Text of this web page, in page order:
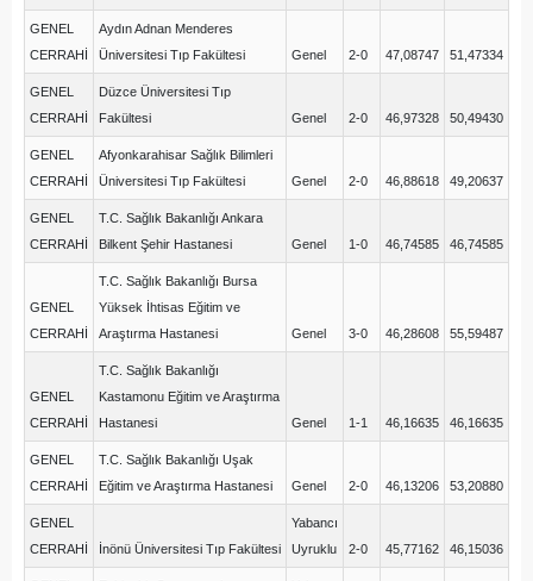
GENEL
CERRAHİ
Aydın Adnan Menderes
Üniversitesi Tıp Fakültesi
Genel 2-0 47,08747 51,47334
GENEL
CERRAHİ
Düzce Üniversitesi Tıp
Fakültesi
Genel 2-0 46,97328 50,49430
GENEL
CERRAHİ
Afyonkarahisar Sağlık Bilimleri
Üniversitesi Tıp Fakültesi
Genel 2-0 46,88618 49,20637
GENEL
CERRAHİ
T.C. Sağlık Bakanlığı Ankara
Bilkent Şehir Hastanesi
Genel 1-0 46,74585 46,74585
GENEL
CERRAHİ
T.C. Sağlık Bakanlığı Bursa
Yüksek İhtisas Eğitim ve
Araştırma Hastanesi
Genel 3-0 46,28608 55,59487
GENEL
CERRAHİ
T.C. Sağlık Bakanlığı
Kastamonu Eğitim ve Araştırma
Hastanesi
Genel 1-1 46,16635 46,16635
GENEL
CERRAHİ
T.C. Sağlık Bakanlığı Uşak
Eğitim ve Araştırma Hastanesi
Genel 2-0 46,13206 53,20880
GENEL
CERRAHİ
İnönü Üniversitesi Tıp Fakültesi
Yabancı
Uyruklu
2-0 45,77162 46,15036